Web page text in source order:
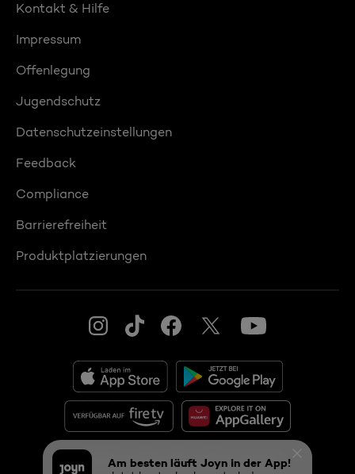
Kontakt & Hilfe
Impressum
Offenlegung
Jugendschutz
Datenschutzeinstellungen
Feedback
Compliance
Barrierefreiheit
Produktplatzierungen
© 2026 ProSiebenSat.1 PULS 4 GmbH
Am besten läuft Joyn in der App!